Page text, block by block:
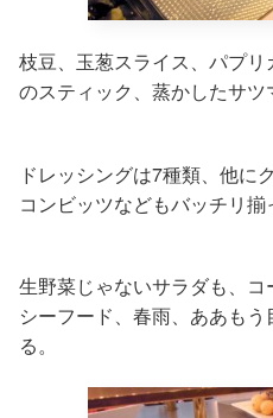
枝豆、玉葱スライス、パプ
のスティック、蒸かしたサツ
ドレッシングは7種類、他に
コンビッツなどもバッチリ揃
生野菜じゃないサラダも、コ
シーフード、春雨、ああも
る。